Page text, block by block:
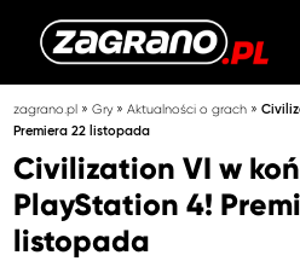
zagrano.pl »Gry»Aktualności o grach »
Premiera 22 listopada
Civilization VI w
PlayStation 4!
listopada